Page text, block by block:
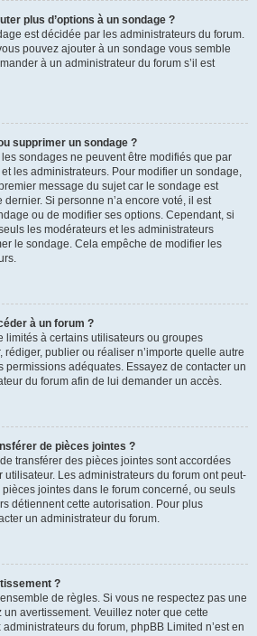
plus d’options à un sondage ?
est décidée par les administrateurs du forum.
pouvez ajouter à un sondage vous semble
à un administrateur du forum s’il est
supprimer un sondage ?
sondages ne peuvent être modifiés que par
les administrateurs. Pour modifier un sondage,
message du sujet car le sondage est
Si personne n’a encore voté, il est
ou de modifier ses options. Cependant, si
les modérateurs et les administrateurs
le sondage. Cela empêche de modifier les
à un forum ?
limités à certains utilisateurs ou groupes
rédiger, publier ou réaliser n’importe quelle autre
permissions adéquates. Essayez de contacter un
du forum afin de lui demander un accès.
de pièces jointes ?
transférer des pièces jointes sont accordées
Les administrateurs du forum ont peut-
jointes dans le forum concerné, ou seuls
détiennent cette autorisation. Pour plus
un administrateur du forum.
?
de règles. Si vous ne respectez pas une
avertissement. Veuillez noter que cette
du forum, phpBB Limited n’est en